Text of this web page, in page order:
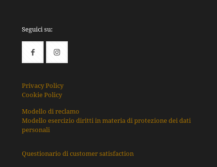
Seguici su:
Privacy Policy
Cookie Policy
Modello di reclamo
Modello esercizio diritti in materia di protezione dei dati
personali
Questionario di customer satisfaction